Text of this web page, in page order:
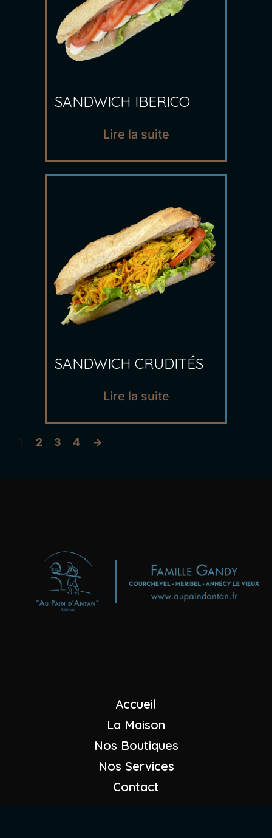
SANDWICH IBERICO
Lire la suite
SANDWICH CRUDITÉS
Lire la suite
2 3 4 →
Boulangeries - Pâtisseries
"Au Pain d'Antan"
Accueil
La Maison
Nos Boutiques
Nos Services
Contact